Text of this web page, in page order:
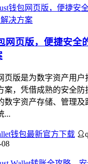
网页版，便捷安全
页版是为数字资产用
案，凭借成熟的安全防
数字资产存储、管理及
...
钱包最新官方下载
08